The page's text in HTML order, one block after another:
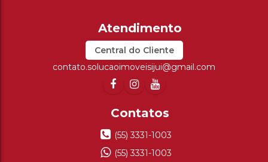
Central do Cliente
contato.solucaoimoveisijui@gmail.com
(55) 3331-1003
(55) 3331-1003